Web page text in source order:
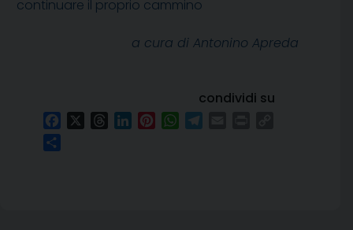
continuare il proprio cammino
a cura di Antonino Apreda
condividi su
FacebookThreadsLinkedInPinterestWhatsApp